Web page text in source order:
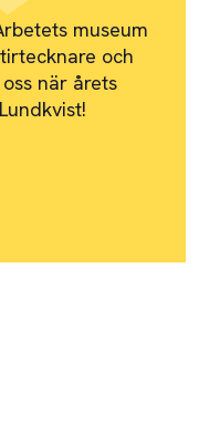
museum
och
när årets